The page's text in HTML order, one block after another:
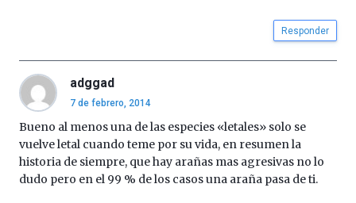
Responder
adggad
7 de febrero, 2014
Bueno al menos una de las especies «letales» solo se
vuelve letal cuando teme por su vida, en resumen la
historia de siempre, que hay arañas mas agresivas no lo
dudo pero en el 99 % de los casos una araña pasa de ti.